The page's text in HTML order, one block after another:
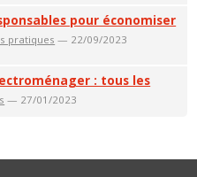
pour économiser
pratiques — 22/09/2023
: tous les
— 27/01/2023